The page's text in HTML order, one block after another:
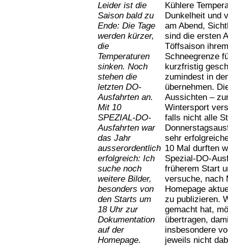
Leider ist die
Saison bald zu
Ende: Die Tage
werden kürzer,
die
Temperaturen
sinken. Noch
stehen die
letzten DO-
Ausfahrten an.
Mit 10
SPEZIAL-DO-
Ausfahrten war
das Jahr
ausserordentlich
erfolgreich: Ich
suche noch
weitere Bilder,
besonders von
den Starts um
18 Uhr zur
Dokumentation
auf der
Homepage.
Kühlere
Dunkelheit und
am Abend,
sind die ersten
Töffsaison
Schneegrenze
kurzfristig
zumindest in
übernehmen.
Aussichten –
Wintersport
falls nicht alle
sehr
10 Mal durften
Spezial-DO-
früherem Start
versuche, nach
Homepage
zu publizieren.
gemacht hat,
übertragen,
insbesondere
jeweils nicht